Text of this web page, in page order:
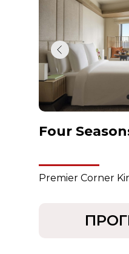
Four
Premier Corner